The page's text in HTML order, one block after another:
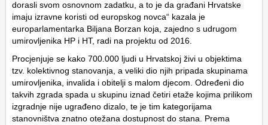
dorasli svom osnovnom zadatku, a to je da građani Hrvatske
imaju izravne koristi od europskog novca“ kazala je
europarlamentarka Biljana Borzan koja, zajedno s udrugom
umirovljenika HP i HT, radi na projektu od 2016.
Procjenjuje se kako 700.000 ljudi u Hrvatskoj živi u objektima
tzv. kolektivnog stanovanja, a veliki dio njih pripada skupinama
umirovljenika, invalida i obitelji s malom djecom. Određeni dio
takvih zgrada spada u skupinu iznad četiri etaže kojima prilikom
izgradnje nije ugrađeno dizalo, te je tim kategorijama
stanovništva znatno otežana dostupnost do stana. Prema